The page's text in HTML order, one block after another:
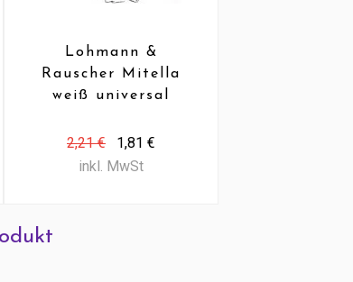
Lohmann &
Rauscher Mitella
weiß universal
2,21 €
1,81 €
inkl. MwSt